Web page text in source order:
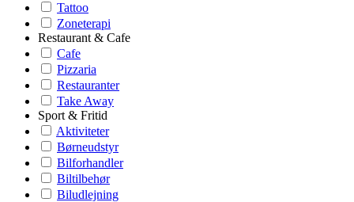
Tattoo
Zoneterapi
Restaurant & Cafe
Cafe
Pizzaria
Restauranter
Take Away
Sport & Fritid
Aktiviteter
Børneudstyr
Bilforhandler
Biltilbehør
Biludlejning